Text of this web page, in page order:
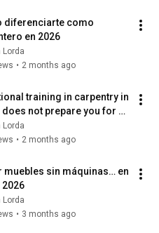
diferenciarte como
en 2026
Lorda
• 2 months ago
training in carpentry in
does not prepare you for
Lorda
• 2 months ago
muebles sin máquinas… en
2026
Lorda
• 3 months ago